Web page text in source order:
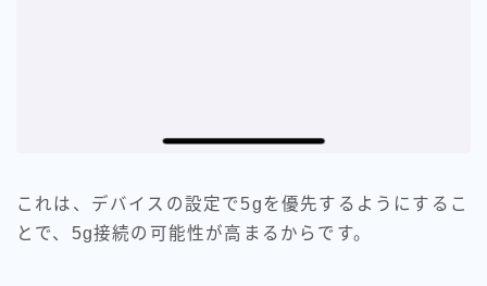
これは、デバイスの設定で5gを優先するようにするこ
とで、5g接続の可能性が高まるからです。